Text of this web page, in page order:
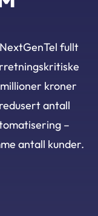
fullt
kroner
antall
–
antall kunder.